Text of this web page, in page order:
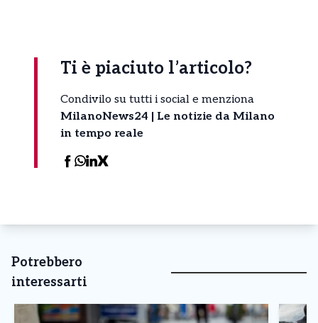
Ti è piaciuto l’articolo?
Condivilo su tutti i social e menziona
MilanoNews24 | Le notizie da Milano
in tempo reale
Potrebbero
interessarti